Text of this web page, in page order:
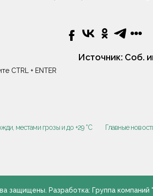
Источник: Соб.
CTRL + ENTER
местами грозы и до +29 °С
Главные
защищены. Разработка: Группа компаний